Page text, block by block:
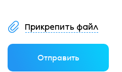
Отправить
Прикрепить файл